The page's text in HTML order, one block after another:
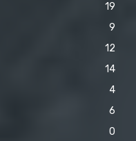
19
9
12
14
4
6
0